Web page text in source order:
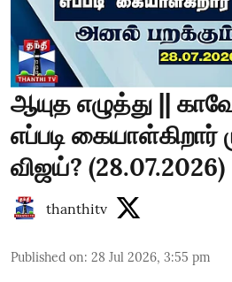
ஆயுத எழுத்து ||
எப்படி கையாள்கிறார்
விஜய்? (28.07.2026)
thanthitv
Published on: 28 Jul 2026, 3:55 pm